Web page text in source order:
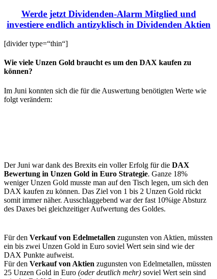
Werde jetzt Dividenden-Alarm Mitglied und
investiere endlich antizyklisch in Dividenden Aktien
[divider type=“thin“]
Wie viele Unzen Gold braucht es um den DAX kaufen zu
können?
Im Juni konnten sich die für die Auswertung benötigten Werte wie
folgt verändern:
Der Juni war dank des Brexits ein voller Erfolg für die DAX
Bewertung in Unzen Gold in Euro Strategie. Ganze 18%
weniger Unzen Gold musste man auf den Tisch legen, um sich den
DAX kaufen zu können. Das Ziel von 1 bis 2 Unzen Gold rückt
somit immer näher. Ausschlaggebend war der fast 10%ige Absturz
des Daxes bei gleichzeitiger Aufwertung des Goldes.
Für den Verkauf von Edelmetallen zugunsten von Aktien, müssten
ein bis zwei Unzen Gold in Euro soviel Wert sein sind wie der
DAX Punkte aufweist.
Für den Verkauf von Aktien zugunsten von Edelmetallen, müssten
25 Unzen Gold in Euro (oder deutlich mehr) soviel Wert sein sind